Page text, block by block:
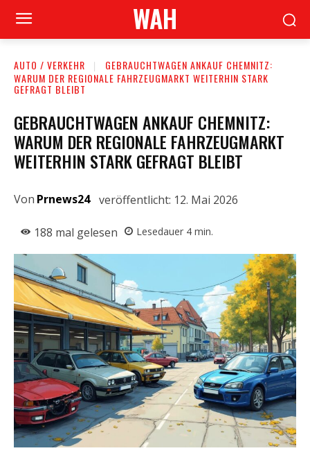
WAH
AUTO / VERKEHR
GEBRAUCHTWAGEN ANKAUF CHEMNITZ:
WARUM DER REGIONALE FAHRZEUGMARKT WEITERHIN STARK
GEFRAGT BLEIBT
GEBRAUCHTWAGEN ANKAUF CHEMNITZ:
WARUM DER REGIONALE FAHRZEUGMARKT
WEITERHIN STARK GEFRAGT BLEIBT
Von Prnews24 veröffentlicht: 12. Mai 2026
188 mal gelesen Lesedauer 4 min.